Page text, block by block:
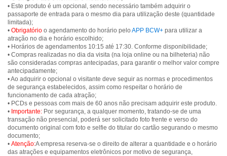
• Este produto é um opcional, sendo necessário também adquirir o
passaporte de entrada para o mesmo dia para utilização deste (quantidade
limitada);
• Obrigatório o agendamento do horário pelo APP BCW+ para utilizar a
atração no dia e horário escolhido;
• Horários de agendamentos 10:15 até 17:30. Conforme disponibilidade;
• Compras realizadas no dia da visita (na loja online ou na bilheteria) não
são consideradas compras antecipadas, para garantir o melhor valor compre
antecipadamente;
• Ao adquirir o opcional o visitante deve seguir as normas e procedimentos
de segurança estabelecidos, assim como respeitar o horário de
funcionamento de cada atração;
• PCDs e pessoas com mais de 60 anos não precisam adquirir este produto.
• Importante: Por segurança, a qualquer momento, tratando-se de uma
transação não presencial, poderá ser solicitado foto frente e verso do
documento original com foto e selfie do titular do cartão segurando o mesmo
documento;
• Atenção:A empresa reserva-se o direito de alterar a quantidade e o horário
das atrações e equipamentos eletrônicos por motivo de segurança,